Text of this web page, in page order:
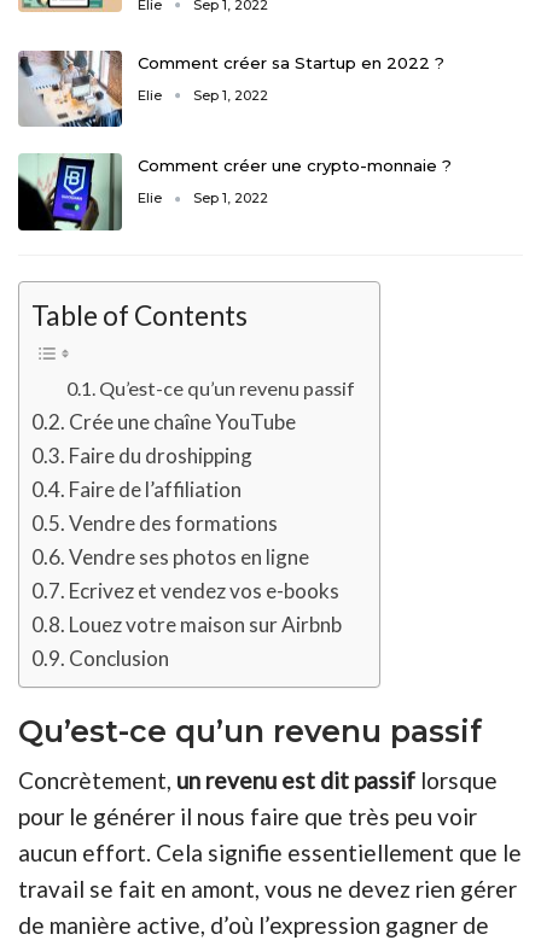
Elie Sep 1, 2022
Comment créer sa Startup en 2022 ?
Elie Sep 1, 2022
Comment créer une crypto-monnaie ?
Elie Sep 1, 2022
Table of Contents
Qu’est-ce qu’un revenu passif
Crée une chaîne YouTube
Faire du droshipping
Faire de l’affiliation
Vendre des formations
Vendre ses photos en ligne
Ecrivez et vendez vos e-books
Louez votre maison sur Airbnb
Conclusion
Qu’est-ce qu’un revenu passif
Concrètement, un revenu est dit passif lorsque
pour le générer il nous faire que très peu voir
aucun effort. Cela signifie essentiellement que le
travail se fait en amont, vous ne devez rien gérer
de manière active, d’où l’expression gagner de